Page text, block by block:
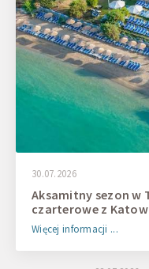
30.07.2026
Aksamitny sezon w
czarterowe z
Więcej informacji ...